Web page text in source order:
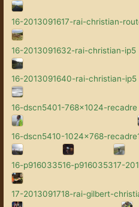
16-2013091617-rai-christian-
16-2013091632-rai-christian-ip5
16-2013091640-rai-christian-ip5
16-dscn5401-768x1024-recadre
16-dscn5410-1024x768-recadre
16-p916033516-p916035317-
17-2013091718-rai-gilbert-